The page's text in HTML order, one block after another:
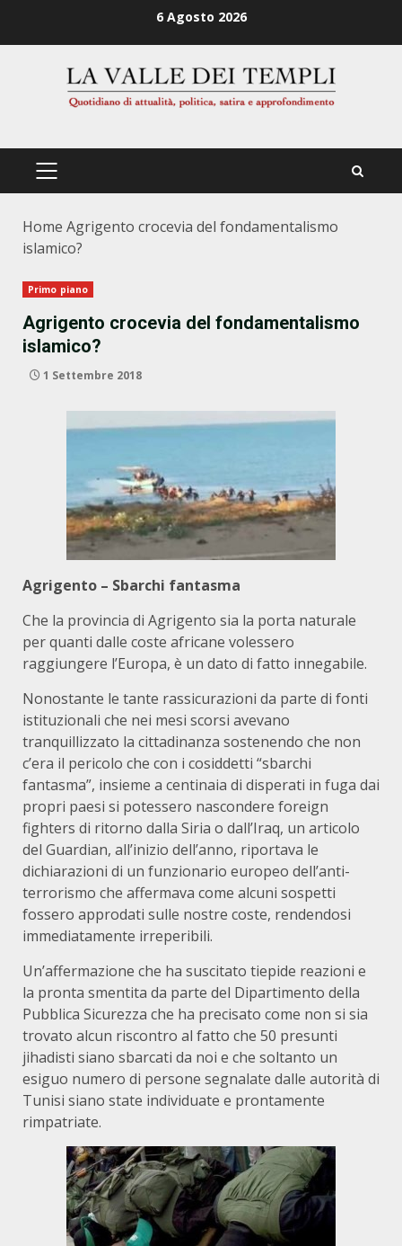
6 Agosto 2026
PRIMÄRES
Home Agrigento crocevia del fondamentalismo
islamico?
Primo piano
Agrigento crocevia del fondamentalismo
islamico?
1 Settembre 2018
Agrigento – Sbarchi fantasma
Che la provincia di Agrigento sia la porta naturale
per quanti dalle coste africane volessero
raggiungere l’Europa, è un dato di fatto innegabile.
Nonostante le tante rassicurazioni da parte di fonti
istituzionali che nei mesi scorsi avevano
tranquillizzato la cittadinanza sostenendo che non
c’era il pericolo che con i cosiddetti “sbarchi
fantasma”, insieme a centinaia di disperati in fuga dai
propri paesi si potessero nascondere foreign
fighters di ritorno dalla Siria o dall’Iraq, un articolo
del Guardian, all’inizio dell’anno, riportava le
dichiarazioni di un funzionario europeo dell’anti-
terrorismo che affermava come alcuni sospetti
fossero approdati sulle nostre coste, rendendosi
immediatamente irreperibili.
Un’affermazione che ha suscitato tiepide reazioni e
la pronta smentita da parte del Dipartimento della
Pubblica Sicurezza che ha precisato come non si sia
trovato alcun riscontro al fatto che 50 presunti
jihadisti siano sbarcati da noi e che soltanto un
esiguo numero di persone segnalate dalle autorità di
Tunisi siano state individuate e prontamente
rimpatriate.